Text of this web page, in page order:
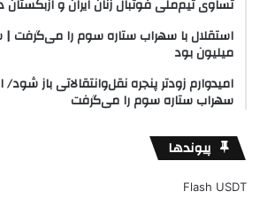
تساوی تیم‌ملی فوتبال زنان ایران و ازبکستان
میلیون بود
امیدوارم زودتر پنجره نقل‌وانتقالاتی باز شود/
سهراب ستاره سوم را می‌گرفت
پیوندها
Flash USDT